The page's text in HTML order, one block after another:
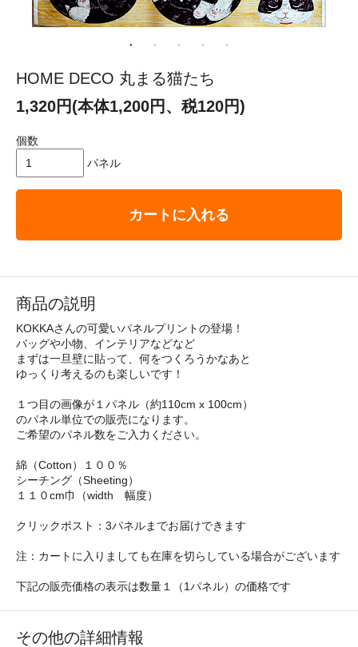
HOME DECO 丸まる猫たち
1,320円(本体1,200円、税120円)
個数
パネル
カートに入れる
商品の説明
KOKKAさんの可愛いパネルプリントの登場！
バッグや小物、インテリアなどなど
まずは一旦壁に貼って、何をつくろうかなあと
ゆっくり考えるのも楽しいです！
１つ目の画像が１パネル（約110cm x 100cm）
のパネル単位での販売になります。
ご希望のパネル数をご入力ください。
綿（Cotton）１００％
シーチング（Sheeting）
１１０cm巾（width 幅度）
クリックポスト：3パネルまでお届けできます
注：カートに入りましても在庫を切らしている場合がございます
下記の販売価格の表示は数量１（1パネル）の価格です
その他の詳細情報